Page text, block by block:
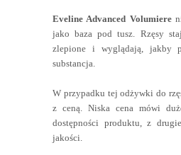
Eveline Advanced Volumiere
jako baza pod tusz. Rzęsy
zlepione i wyglądają, jakby
substancja.
W przypadku tej odżywki do
z ceną. Niska cena mówi
dostępności produktu, z
jakości.